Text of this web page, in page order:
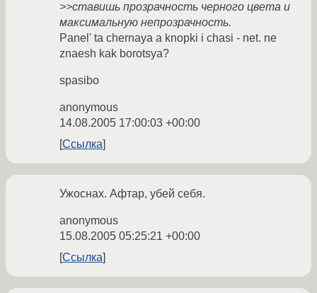
>>ставишь прозрачность черного цвета и
максимальную непрозрачность.
Panel' ta chernaya a knopki i chasi - net. ne
znaesh kak borotsya?
spasibo
anonymous
14.08.2005 17:00:03 +00:00
Ссылка
Ужоснах. Афтар, убей себя.
anonymous
15.08.2005 05:25:21 +00:00
Ссылка